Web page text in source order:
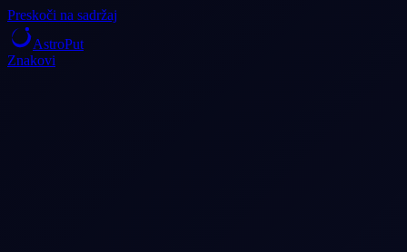
Preskoči na sadržaj
AstroPut
Znakovi